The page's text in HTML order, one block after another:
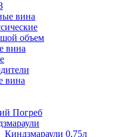
вина
объем
вина
вина
Погреб
Киндзмараули 0,75л